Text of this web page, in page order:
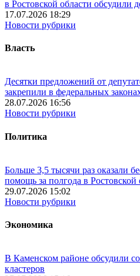
в Ростовской области обсудили
17.07.2026 18:29
Новости рубрики
Власть
Десятки предложений от
закрепили в федеральных
28.07.2026 16:56
Новости рубрики
Политика
Больше 3,5 тысячи раз оказали
помощь за полгода в Ростовской
29.07.2026 15:02
Новости рубрики
Экономика
В Каменском районе обсудили
кластеров